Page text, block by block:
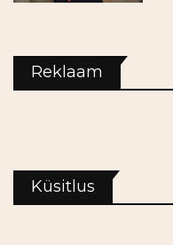
Reklaam
Küsitlus